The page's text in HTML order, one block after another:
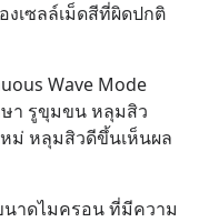
เซลล์เม็ดสีที่ผิดปกติ
Wave Mode
ษา รูขุมขน หลุมสิว
หม่ หลุมสิวดีขึ้นเห็นผล
นาดไมครอน ที่มีความ